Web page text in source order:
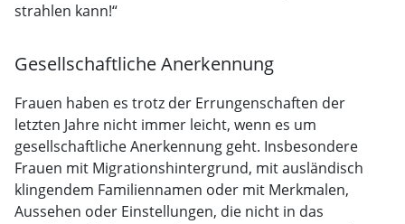
strahlen kann!“
Gesellschaftliche Anerkennung
Frauen haben es trotz der Errungenschaften der
letzten Jahre nicht immer leicht, wenn es um
gesellschaftliche Anerkennung geht. Insbesondere
Frauen mit Migrationshintergrund, mit ausländisch
klingendem Familiennamen oder mit Merkmalen,
Aussehen oder Einstellungen, die nicht in das